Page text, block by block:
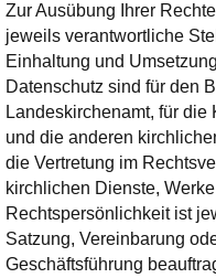
Zur Ausübung Ihrer
jeweils verantwortliche
Einhaltung und
Datenschutz sind für den
Landeskirchenamt, für
und die anderen
die Vertretung im
kirchlichen Dienste,
Rechtspersönlichkeit ist
Satzung, Vereinbarung
Geschäftsführung